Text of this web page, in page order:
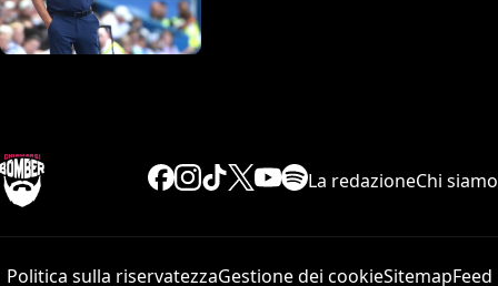
La redazioneChi siamo
Politica sulla riservatezzaGestione dei cookieSitemapFeed